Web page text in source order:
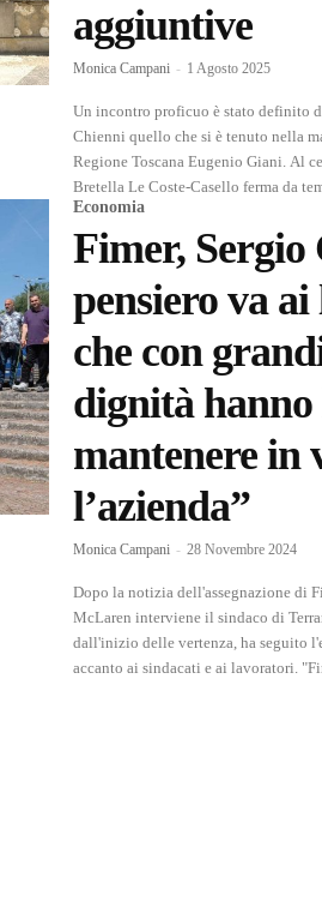
aggiuntive
Monica Campani - 1 Agosto 2025
Un incontro proficuo è stato definito
Chienni quello che si è tenuto nella
Regione Toscana Eugenio Giani. Al
Bretella Le Coste-Casello ferma da
Economia
Fimer,
pensiero va
che con
dignità
mantenere in
l’azienda”
Monica Campani - 28 Novembre 2024
Dopo la notizia dell'assegnazione di
McLaren interviene il sindaco di
dall'inizio delle vertenza, ha seguito